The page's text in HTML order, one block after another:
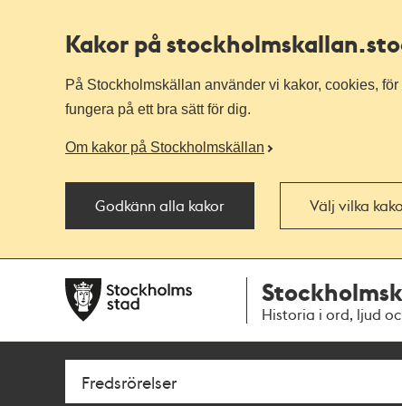
Kakor på stockholmskallan
På Stockholmskällan använder vi kakor, cookies,
fungera på ett bra sätt för dig.
Om kakor på Stockholmskällan
Godkänn alla kakor Välj vilka
navigationen
huvudinnehållet
Historia i ord, ljud
Sök